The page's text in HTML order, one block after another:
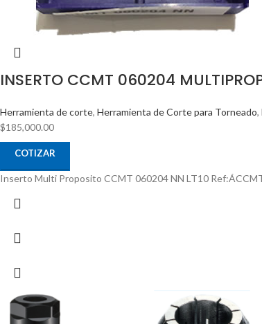
INSERTO CCMT 060204
Herramienta de corte, Herramienta de Corte para Torneado,
$185,000.00
COTIZAR
Inserto Multi Proposito CCMT 060204 NN LT10